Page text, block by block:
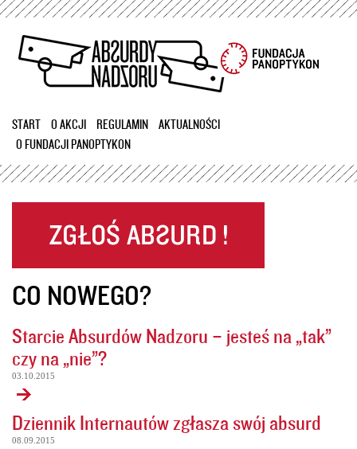
Przejdź
treści
START O AKCJI REGULAMIN
AKTUALNOŚCI
O FUNDACJI PANOPTYKON
CO NOWEGO?
Starcie Absurdów Nadzoru – jesteś na „tak”
czy na „nie”?
03.10.2015
Dziennik Internautów zgłasza swój absurd
08.09.2015